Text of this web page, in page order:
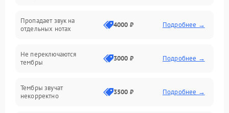
Оптика
Электроника
Пропадает звук на
отдельных нотах
4000 ₽ Подробнее →
Не переключаются
тембры
3000 ₽ Подробнее →
Тембры звучат
некорректно
3500 ₽ Подробнее →